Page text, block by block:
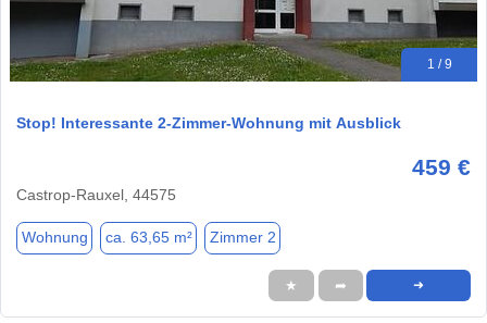
1 / 9
Stop! Interessante 2-Zimmer-Wohnung mit Ausblick
459 €
Castrop-Rauxel, 44575
Wohnung ca. 63,65 m² Zimmer 2
★ ➦ ➜